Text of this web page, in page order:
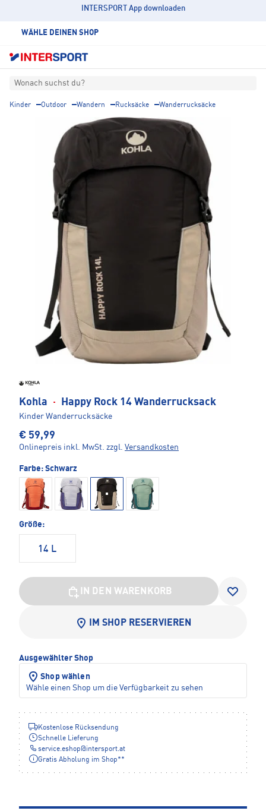
INTERSPORT App downloaden
WÄHLE DEINEN SHOP
Wonach suchst du?
Kinder Outdoor Wandern Rucksäcke Wanderrucksäcke
Kohla · Happy Rock 14 Wanderrucksack
Kinder Wanderrucksäcke
€ 59,99
Onlinepreis inkl. MwSt. zzgl. Versandkosten
Farbe: Schwarz
Größe:
14 L
IN DEN WARENKORB
IM SHOP RESERVIEREN
Ausgewählter Shop
Shop wählen
Wähle einen Shop um die Verfügbarkeit zu sehen
Kostenlose Rücksendung
Schnelle Lieferung
service.eshop@intersport.at
Gratis Abholung im Shop**